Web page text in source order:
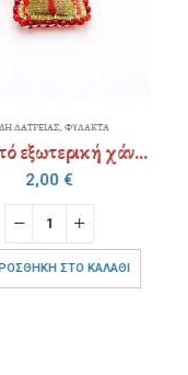
ΕΙΔΗ ΛΑΤΡΕΙΑΣ,ΦΥΛΑΚΤΑ
5,00
ΠΡΟΣΘΉΚΗ ΣΤΟ ΚΑΛΆΘΙ